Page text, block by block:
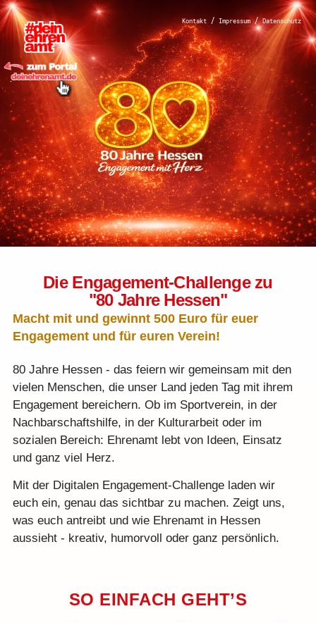
Hauptnavigation
Homepage | Wettbewerb
Dein Ehrenamt ist
Herzenssache
Teilnahmebedingungen
MeinMoment
Teilnahmebedingungen
KlappeAuf
Teilnahmebedingungen 80
Jahre Hessen
Impressum
Datenschutz
Kontakt / Impressum / Datenschutz
Die Engagement-Challenge zu
"80 Jahre Hessen"
Macht mit und gewinnt 500 Euro für euer
Engagement und für euren Verein!
80 Jahre Hessen - das feiern wir gemeinsam mit den
vielen Menschen, die unser Land jeden Tag mit ihrem
Engagement bereichern. Ob im Sportverein, in der
Nachbarschaftshilfe, in der Kulturarbeit oder im
sozialen Bereich: Ehrenamt lebt von Ideen, Einsatz
und ganz viel Herz.
Mit der Digitalen Engagement-Challenge laden wir
euch ein, genau das sichtbar zu machen. Zeigt uns,
was euch antreibt und wie Ehrenamt in Hessen
aussieht - kreativ, humorvoll oder ganz persönlich.
SO EINFACH GEHT’S